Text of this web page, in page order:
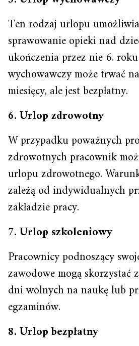
Ten rodzaj urlopu
sprawowanie opieki nad
ukończenia przez nie 6.
wychowawczy może trwać
miesięcy, ale jest bezpłatny.
6. Urlop zdrowotny
W przypadku poważnych
zdrowotnych pracownik
urlopu zdrowotnego.
zależą od indywidualnych
zakładzie pracy.
7. Urlop szkoleniowy
Pracownicy podnoszący
zawodowe mogą skorzystać
dni wolnych na naukę lub
egzaminów.
8. Urlop bezpłatny